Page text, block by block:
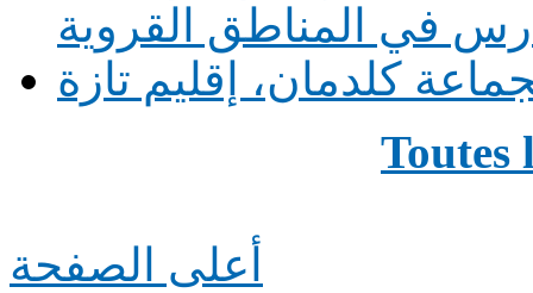
كلدمان، إقليم تازة
Toutes
أعلى الصفحة